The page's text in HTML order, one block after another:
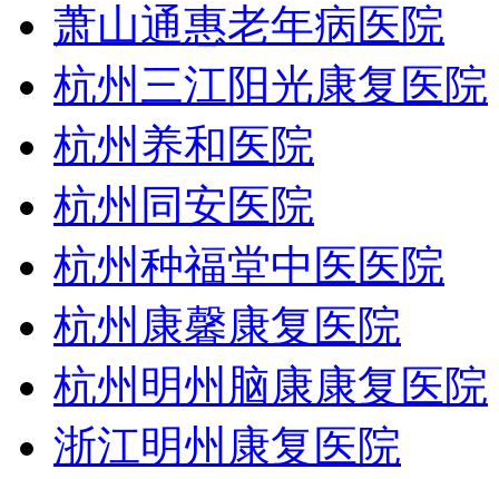
萧山通惠老年病医院
杭州三江阳光康复医院
杭州养和医院
杭州同安医院
杭州种福堂中医医院
杭州康馨康复医院
杭州明州脑康康复医院
浙江明州康复医院